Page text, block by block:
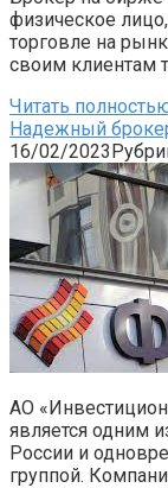
физическое
торговле на
своим клиентам
Читать
Надежный
16/02/2023
АО
является одним
России и
группой.